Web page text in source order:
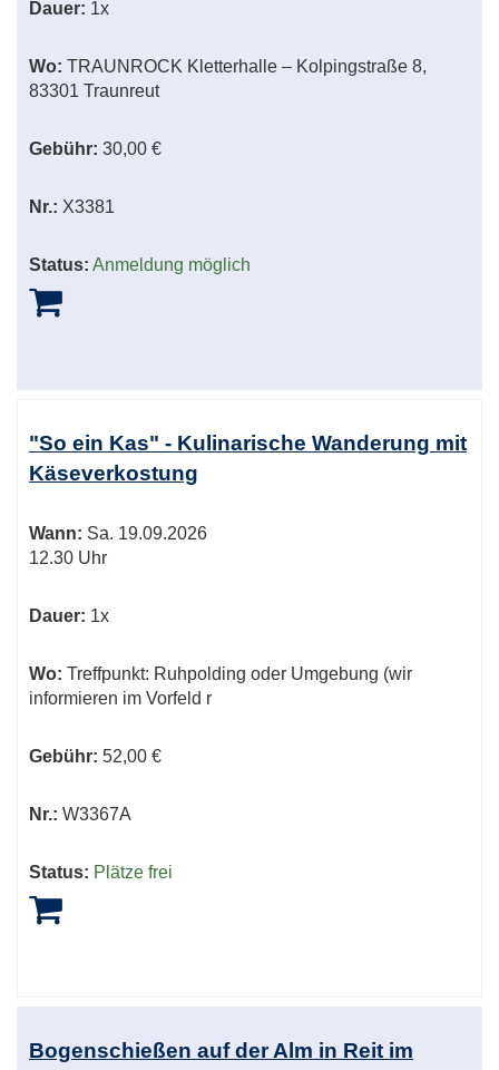
Dauer: 1x
Wo: TRAUNROCK Kletterhalle – Kolpingstraße 8,
83301 Traunreut
Gebühr: 30,00 €
Nr.: X3381
Status: Anmeldung möglich
"So ein Kas" - Kulinarische Wanderung mit
Käseverkostung
Wann: Sa. 19.09.2026
12.30 Uhr
Dauer: 1x
Wo: Treffpunkt: Ruhpolding oder Umgebung (wir
informieren im Vorfeld r
Gebühr: 52,00 €
Nr.: W3367A
Status: Plätze frei
Bogenschießen auf der Alm in Reit im